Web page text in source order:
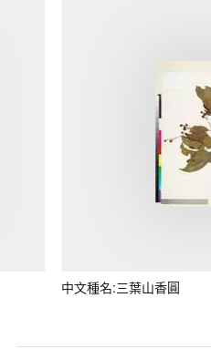
中文種名:三葉山香圓